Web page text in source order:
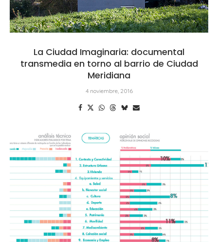
La Ciudad Imaginaria: documental
transmedia en torno al barrio de Ciudad
Meridiana
4 noviembre, 2016